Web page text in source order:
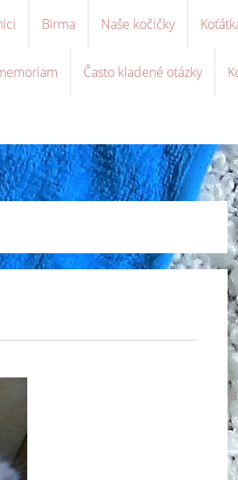
Birma Naše kočičky
Často kladené otázky